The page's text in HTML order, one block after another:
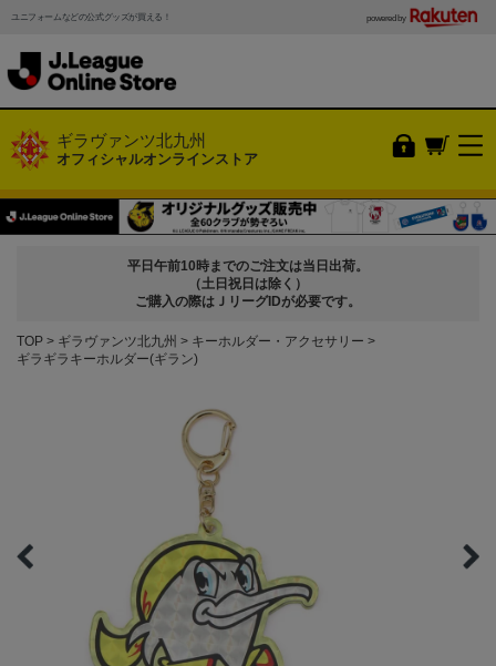
ユニフォームなどの公式グッズが買える！ powered by
ギラヴァンツ北九州
オフィシャルオンラインストア
平日午前10時までのご注文は当日出荷。
（土日祝日は除く）
ご購入の際はＪリーグIDが必要です。
TOP ギラヴァンツ北九州
キーホルダー・アクセサリー
ギラギラキーホルダー(ギラン)